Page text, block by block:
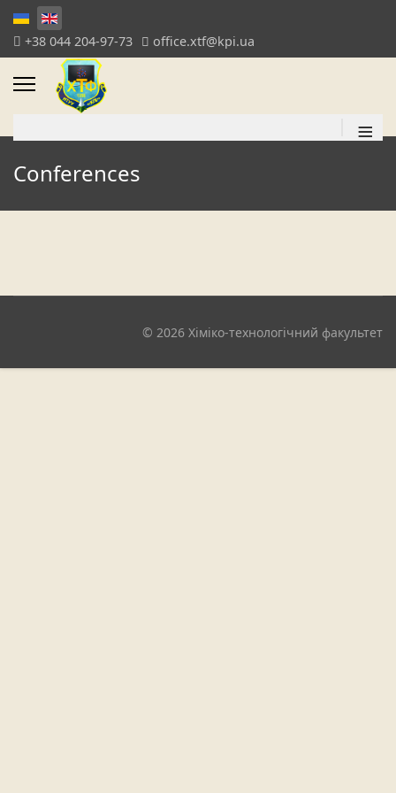
+38 044 204-97-73 office.xtf@kpi.ua
≡
Conferences
© 2026 Хіміко-технологічний факультет